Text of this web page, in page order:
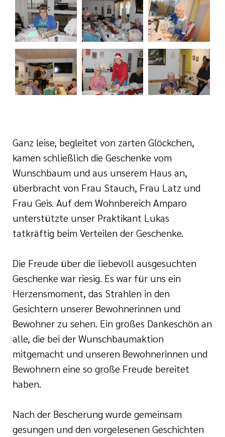
Ganz leise, begleitet von zarten Glöckchen,
kamen schließlich die Geschenke vom
Wunschbaum und aus unserem Haus an,
überbracht von Frau Stauch, Frau Latz und
Frau Geis. Auf dem Wohnbereich Amparo
unterstützte unser Praktikant Lukas
tatkräftig beim Verteilen der Geschenke.
Die Freude über die liebevoll ausgesuchten
Geschenke war riesig. Es war für uns ein
Herzensmoment, das Strahlen in den
Gesichtern unserer Bewohnerinnen und
Bewohner zu sehen. Ein großes Dankeschön an
alle, die bei der Wunschbaumaktion
mitgemacht und unseren Bewohnerinnen und
Bewohnern eine so große Freude bereitet
haben.
Nach der Bescherung wurde gemeinsam
gesungen und den vorgelesenen Geschichten